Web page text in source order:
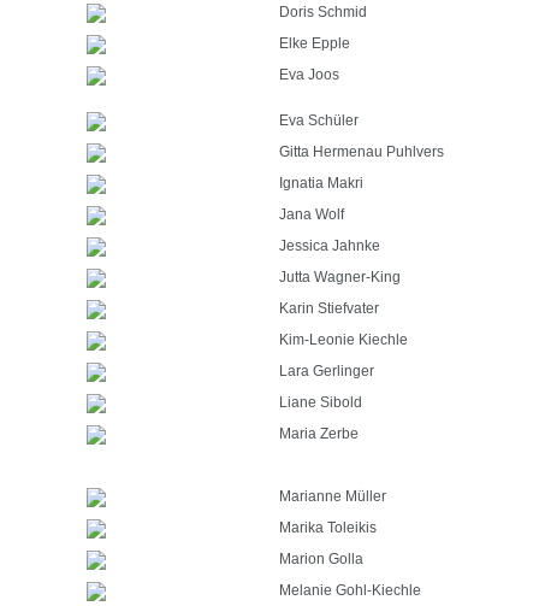
Doris Schmid
Elke Epple
Eva Joos
Eva Schüler
Gitta Hermenau Puhlvers
Ignatia Makri
Jana Wolf
Jessica Jahnke
Jutta Wagner-King
Karin Stiefvater
Kim-Leonie Kiechle
Lara Gerlinger
Liane Sibold
Maria Zerbe
Marianne Müller
Marika Toleikis
Marion Golla
Melanie Gohl-Kiechle